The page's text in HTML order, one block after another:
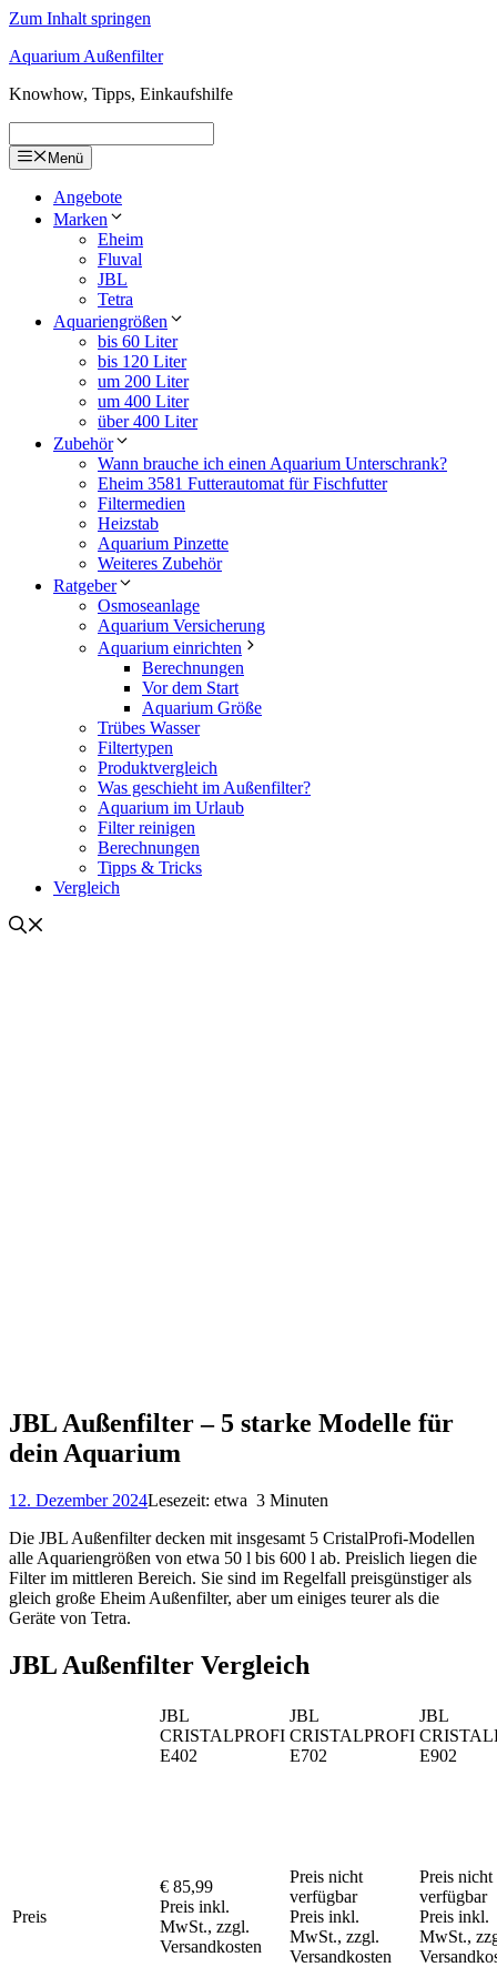
Zum Inhalt springen
Aquarium Außenfilter
Knowhow, Tipps, Einkaufshilfe
Menü
Angebote
Marken
Eheim
Fluval
JBL
Tetra
Aquariengrößen
bis 60 Liter
bis 120 Liter
um 200 Liter
um 400 Liter
über 400 Liter
Zubehör
Wann brauche ich einen Aquarium Unterschrank?
Eheim 3581 Futterautomat für Fischfutter
Filtermedien
Heizstab
Aquarium Pinzette
Weiteres Zubehör
Ratgeber
Osmoseanlage
Aquarium Versicherung
Aquarium einrichten
Berechnungen
Vor dem Start
Aquarium Größe
Trübes Wasser
Filtertypen
Produktvergleich
Was geschieht im Außenfilter?
Aquarium im Urlaub
Filter reinigen
Berechnungen
Tipps & Tricks
Vergleich
JBL Außenfilter – 5 starke Modelle für
dein Aquarium
12. Dezember 2024Lesezeit: etwa 3 Minuten
Die JBL Außenfilter decken mit insgesamt 5 CristalProfi-Modellen
alle Aquariengrößen von etwa 50 l bis 600 l ab. Preislich liegen die
Filter im mittleren Bereich. Sie sind im Regelfall preisgünstiger als
gleich große Eheim Außenfilter, aber um einiges teurer als die
Geräte von Tetra.
JBL Außenfilter Vergleich
JBL
CRISTALPROFI
E402
JBL
CRISTALPROFI
E702
JBL
E902
Preis
€ 85,99
Preis inkl.
MwSt., zzgl.
Versandkosten
Preis nicht
verfügbar
Preis inkl.
MwSt., zzgl.
Versandkosten
Preis nicht
verfügbar
Preis inkl.
MwSt.,